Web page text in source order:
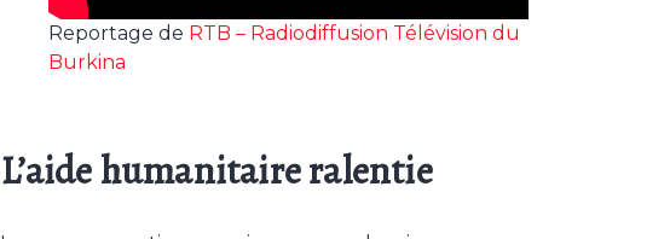
Reportage de RTB – Radiodiffusion Télévision du
Burkina
L’aide humanitaire ralentie